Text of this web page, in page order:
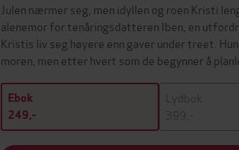
Julen nærmer seg, men idyllen og roen Kristi
alenemor for tenåringsdatteren Iben, en
Kristis liv seg høyere enn gaver under treet.
moren, men etter hvert som de begynner å
Ebok
249,-
Lydbok
399,-